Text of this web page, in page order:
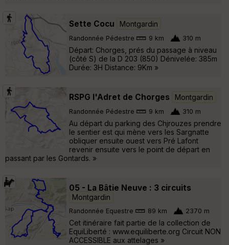
Sette Cocu Montgardin
Randonnée Pédestre 9 km 310 m
Départ: Chorges, prés du passage à niveau
(côté S) de la D 203 (850) Dénivelée: 385m
Durée: 3H Distance: 9Km »
RSPG l'Adret de Chorges Montgardin
Randonnée Pédestre 9 km 310 m
Au départ du parking des Chjrouzes prendre
le sentier est qui mène vers les Sargnatte
obliquer ensuite ouest vers Pré Lafont
revenir ensuite vers le point de départ en
passant par les Gontards. »
05 - La Bâtie Neuve : 3 circuits
Montgardin
Randonnée Equestre 89 km 2370 m
Cet itinéraire fait partie de la collection de
EquiLiberté : www.equiliberte.org Circuit NON
ACCESSIBLE aux attelages »